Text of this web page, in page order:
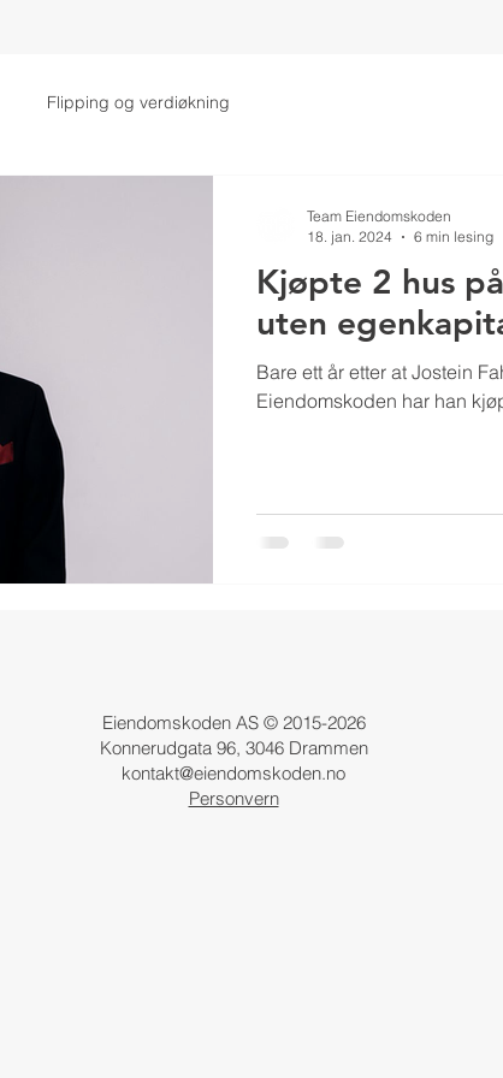
Flipping og verdiøkning
Kjøpte 2 hus
uten
Bare ett år etter at Jostein
Eiendomskoden har han
Team Eiendomskoden
18. jan. 2024
6 min lesing
Eiendomskoden AS © 2015-2026
Konnerudgata 96, 3046 Drammen
kontakt@eiendomskoden.no
Personvern